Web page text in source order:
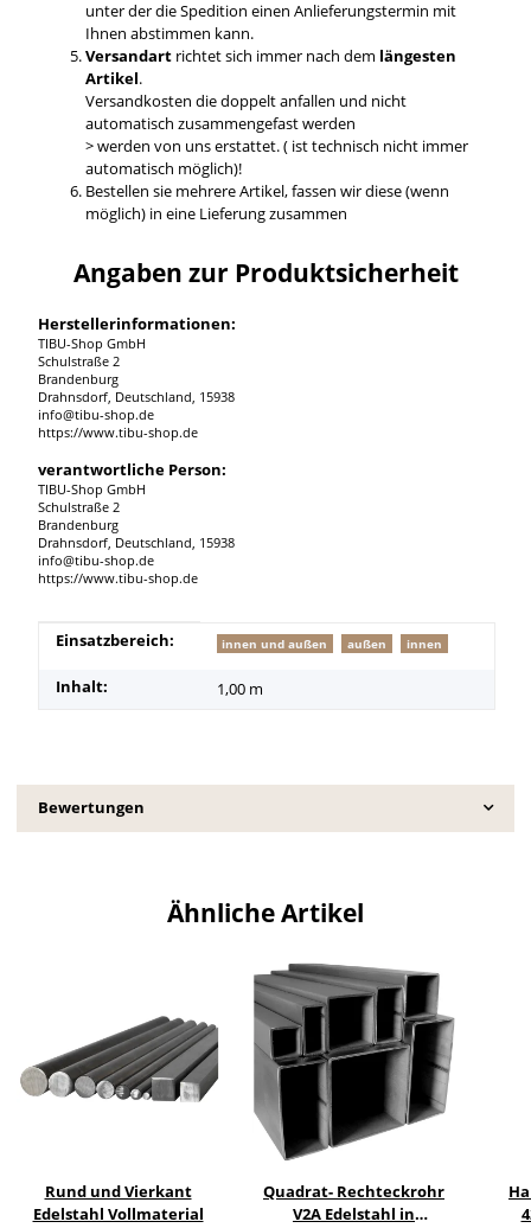
unter der die Spedition einen Anlieferungstermin mit
Ihnen abstimmen kann.
Versandartrichtet sich immer nach dem längesten
Artikel.
Versandkosten die doppelt anfallen und nicht
automatisch zusammengefast werden
> werden von uns erstattet. ( ist technisch nicht immer
automatisch möglich)!
Bestellen sie mehrere Artikel, fassen wir diese (wenn
möglich) in eine Lieferung zusammen
Angaben zur Produktsicherheit
Herstellerinformationen:
TIBU-Shop GmbH
Schulstraße 2
Brandenburg
Drahnsdorf, Deutschland, 15938
info@tibu-shop.de
https://www.tibu-shop.de
verantwortliche Person:
TIBU-Shop GmbH
Schulstraße 2
Brandenburg
Drahnsdorf, Deutschland, 15938
info@tibu-shop.de
https://www.tibu-shop.de
Produkteigenschaft
Wert
Einsatzbereich: innen und außen außen innen
Inhalt: 1,00 m
Bewertungen
Ähnliche Artikel
Rund und Vierkant
Edelstahl Vollmaterial
Quadrat- Rechteckrohr
V2A Edelstahl in